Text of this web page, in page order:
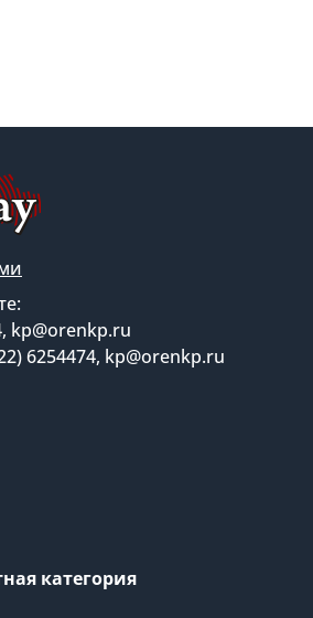
kp@orenkp.ru
6254474, kp@orenkp.ru
категория